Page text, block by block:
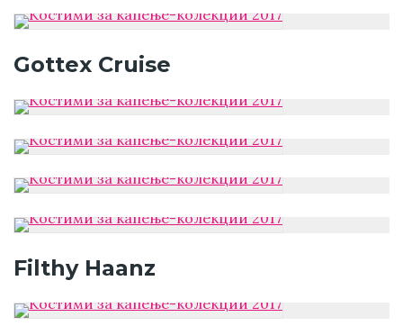
Gottex Cruise
Filthy Haanz